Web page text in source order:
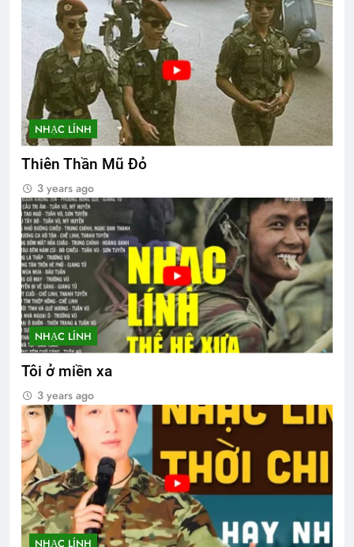
NHẠC LÍNH
Thiên Thần Mũ Đỏ
3 years ago
NHẠC LÍNH
Tôi ở miền xa
3 years ago
NHẠC LÍNH